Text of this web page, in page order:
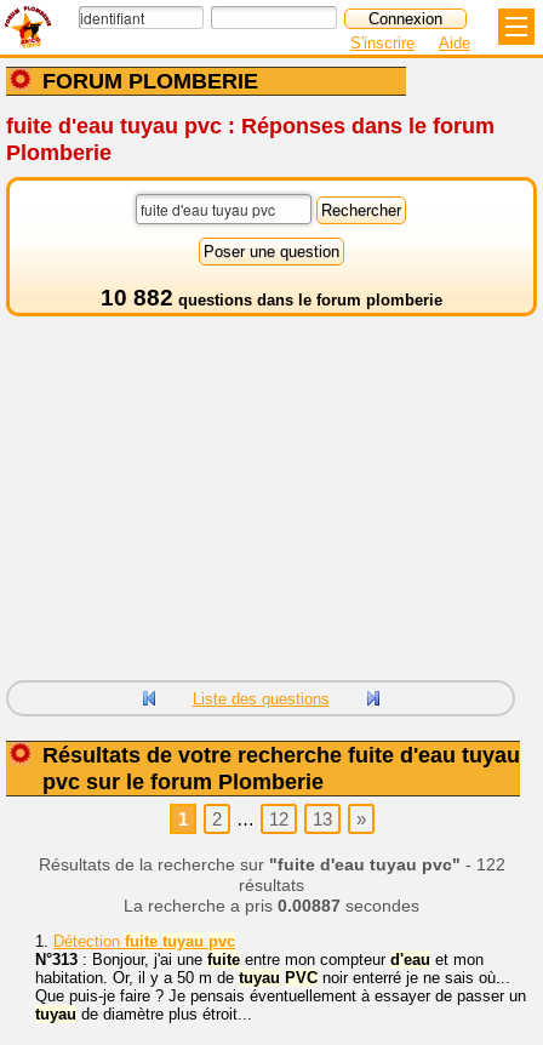
FORUM PLOMBERIE
S'inscrire Aide
fuite d'eau tuyau pvc : Réponses dans le forum
Plomberie
10 882 questions dans le forum plomberie
Liste des questions
Résultats de votre recherche fuite d'eau tuyau
pvc sur le forum Plomberie
1 2 … 12 13 »
Résultats de la recherche sur "fuite d'eau tuyau pvc" - 122
résultats
La recherche a pris 0.00887 secondes
1. Détection fuite tuyau pvc
N°313 : Bonjour, j'ai une fuite entre mon compteur d'eau et mon
habitation. Or, il y a 50 m de tuyau PVC noir enterré je ne sais où...
Que puis-je faire ? Je pensais éventuellement à essayer de passer un
tuyau de diamètre plus étroit...